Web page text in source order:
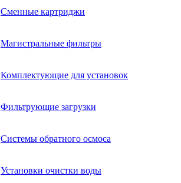
Сменные картриджи
Магистральные фильтры
Комплектующие для установок
Фильтрующие загрузки
Системы обратного осмоса
Установки очистки воды